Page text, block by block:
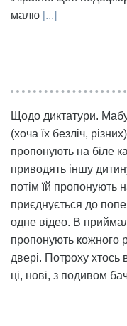
малю [...]
Щодо диктатури.
(хоча їх безліч,
пропонують на біле
приводять іншу
потім їй пропонують
приєднується до
одне відео. В
пропонують кожного
двері. Потроху хтось
ці, нові, з подивом